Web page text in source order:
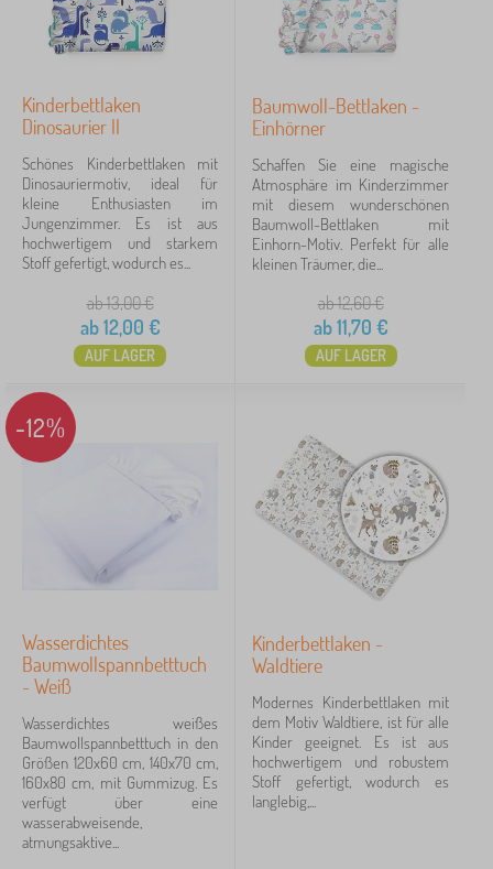
Material
Baumwolle
78
100% bavlna
100% cotton
4
Musselin
vrchní vrstva: 100% bambus - Bambusová viskóza 100%;
Farbe
Blau
26
Grün
Mix Farben
6
mehr...
>
Kinderbettlaken
Dinosaurier II
Schönes Kinderbettlaken mit
Dinosauriermotiv, ideal für
kleine Enthusiasten im
Jungenzimmer. Es ist aus
hochwertigem und starkem
Stoff gefertigt, wodurch es...
ab 13,00€
ab12,00 €
AUF LAGER
Baumwoll-Bettlaken -
Einhörner
Schaffen Sie eine magische
Atmosphäre im Kinderzimmer
mit diesem wunderschönen
Baumwoll-Bettlaken mit
Einhorn-Motiv. Perfekt für alle
kleinen Träumer, die...
ab 12,60€
ab11,70 €
AUF LAGER
-12%
Wasserdichtes
Baumwollspannbetttuch
- Weiß
Wasserdichtes weißes
Baumwollspannbetttuch in den
Größen 120x60 cm, 140x70 cm,
160x80 cm, mit Gummizug. Es
verfügt über eine
wasserabweisende,
atmungsaktive...
Kinderbettlaken -
Waldtiere
Modernes Kinderbettlaken mit
dem Motiv Waldtiere, ist für alle
Kinder geeignet. Es ist aus
hochwertigem und robustem
Stoff gefertigt, wodurch es
langlebig,...